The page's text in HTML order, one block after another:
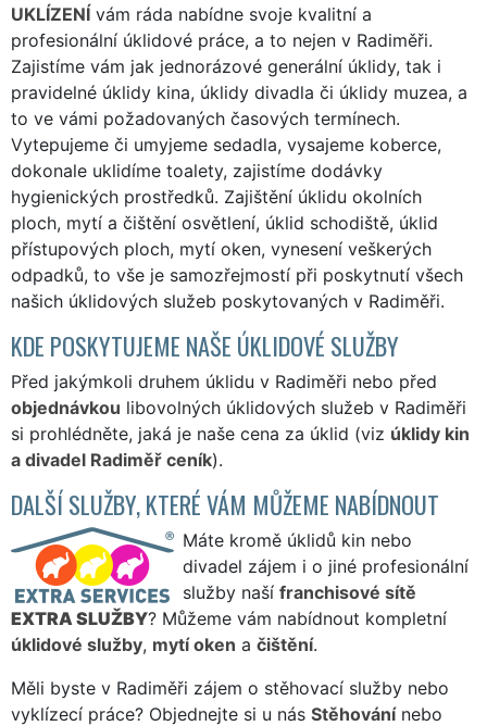
UKLÍZENÍ vám ráda nabídne svoje kvalitní a
profesionální úklidové práce, a to nejen v Radiměři.
Zajistíme vám jak jednorázové generální úklidy, tak i
pravidelné úklidy kina, úklidy divadla či úklidy muzea, a
to ve vámi požadovaných časových termínech.
Vytepujeme či umyjeme sedadla, vysajeme koberce,
dokonale uklidíme toalety, zajistíme dodávky
hygienických prostředků. Zajištění úklidu okolních
ploch, mytí a čištění osvětlení, úklid schodiště, úklid
přístupových ploch, mytí oken, vynesení veškerých
odpadků, to vše je samozřejmostí při poskytnutí všech
našich úklidových služeb poskytovaných v Radiměři.
KDE POSKYTUJEME NAŠE ÚKLIDOVÉ SLUŽBY
Před jakýmkoli druhem úklidu v Radiměři nebo před
objednávkou libovolných úklidových služeb v Radiměři
si prohlédněte, jaká je naše cena za úklid (viz úklidy kin
a divadel Radiměř ceník).
DALŠÍ SLUŽBY, KTERÉ VÁM MŮŽEME NABÍDNOUT
Máte kromě úklidů kin nebo
divadel zájem i o jiné profesionální
služby naší franchisové sítě
EXTRA SLUŽBY? Můžeme vám nabídnout kompletní
úklidové služby, mytí oken a čištění.
Měli byste v Radiměři zájem o stěhovací služby nebo
vyklízecí práce? Objednejte si u nás Stěhovánínebo